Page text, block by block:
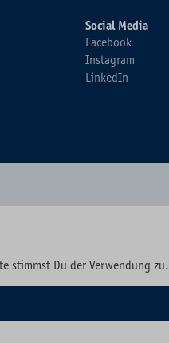
Social Media
Facebook
Instagram
LinkedIn
stimmst Du der Verwendung zu.